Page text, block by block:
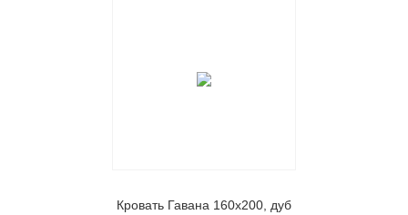
Кровать Гавана 160х200, дуб